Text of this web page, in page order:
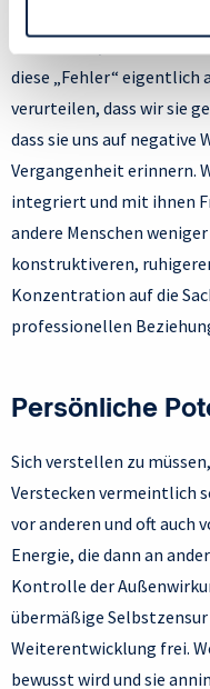
Menschen, die für uns
diese „Fehler“ eigentlich
verurteilen, dass wir sie
dass sie uns auf negative
Vergangenheit erinnern.
integriert und mit ihnen
andere Menschen
konstruktiveren,
Konzentration auf die
professionellen
Persönliche
Sich verstellen zu
Verstecken vermeintlich
vor anderen und oft auch
Energie, die dann an
Kontrolle der
übermäßige
Weiterentwicklung frei.
bewusst wird und sie